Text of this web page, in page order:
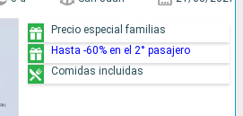
Precio especial familias
Hasta -60% en el 2° pasajero
Comidas incluidas